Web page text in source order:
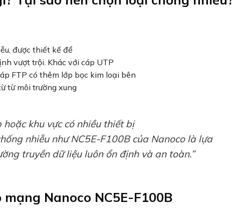
được thiết kế để
vượt trội. Khác với cáp UTP
FTP có thêm lớp bọc kim loại bên
từ môi trường xung
khu vực có nhiều thiết bị
nhiễu như NC5E-F100B của Nanoco là lựa
truyền dữ liệu luôn ổn định và an toàn.”
Nanoco NC5E-F100B